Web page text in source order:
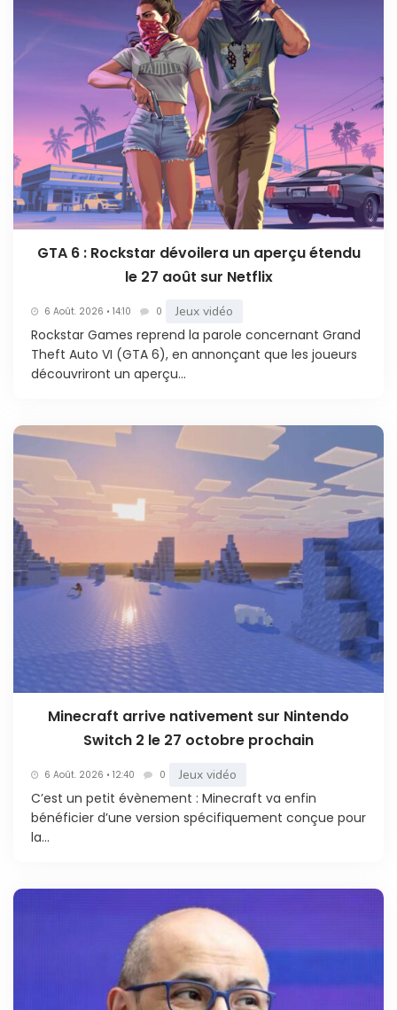
GTA 6 : Rockstar dévoilera un aperçu étendu
le 27 août sur Netflix
6 Août. 2026 • 14:10 0 Jeux vidéo
Rockstar Games reprend la parole concernant Grand
Theft Auto VI (GTA 6), en annonçant que les joueurs
découvriront un aperçu...
Minecraft arrive nativement sur Nintendo
Switch 2 le 27 octobre prochain
6 Août. 2026 • 12:40 0 Jeux vidéo
C’est un petit évènement : Minecraft va enfin
bénéficier d’une version spécifiquement conçue pour
la...